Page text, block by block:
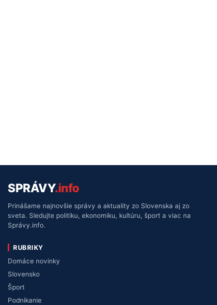
SPRÁVY.info
Prinášame najnovšie správy a aktuality zo Slovenska aj zo
sveta. Sledujte politiku, ekonomiku, kultúru, šport a viac na
Správy.info.
RUBRIKY
Domáce novinky
Slovensko
Šport
Podnikanie